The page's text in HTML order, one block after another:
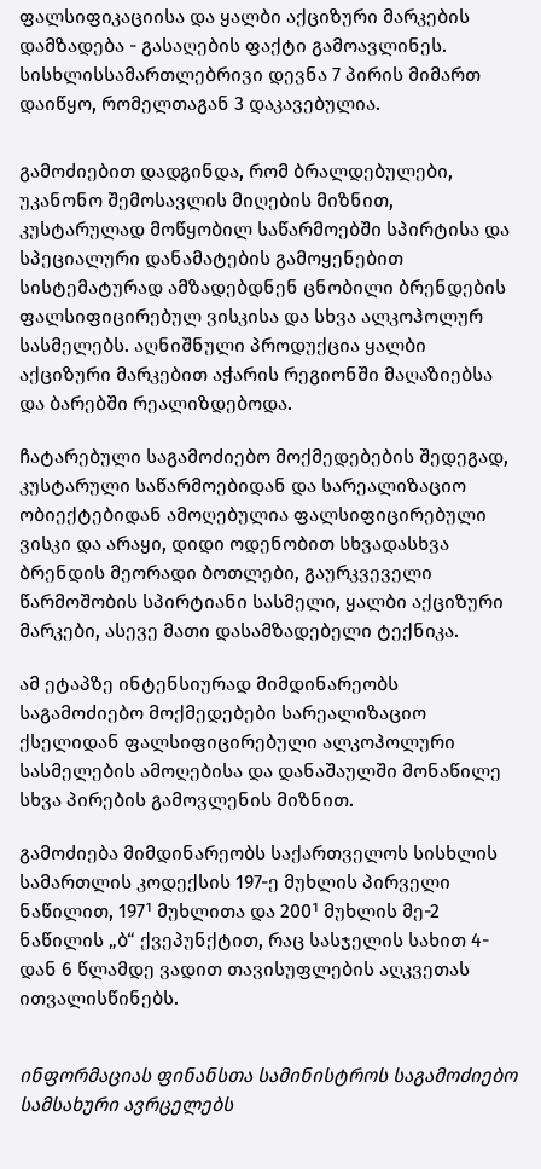
ფალსიფიკაციისა და ყალბი აქციზური მარკების
დამზადება - გასაღების ფაქტი გამოავლინეს.
სისხლისსამართლებრივი დევნა 7 პირის მიმართ
დაიწყო, რომელთაგან 3 დაკავებულია.
გამოძიებით დადგინდა, რომ ბრალდებულები,
უკანონო შემოსავლის მიღების მიზნით,
კუსტარულად მოწყობილ საწარმოებში სპირტისა და
სპეციალური დანამატების გამოყენებით
სისტემატურად ამზადებდნენ ცნობილი ბრენდების
ფალსიფიცირებულ ვისკისა და სხვა ალკოჰოლურ
სასმელებს. აღნიშნული პროდუქცია ყალბი
აქციზური მარკებით აჭარის რეგიონში მაღაზიებსა
და ბარებში რეალიზდებოდა.
ჩატარებული საგამოძიებო მოქმედებების შედეგად,
კუსტარული საწარმოებიდან და სარეალიზაციო
ობიექტებიდან ამოღებულია ფალსიფიცირებული
ვისკი და არაყი, დიდი ოდენობით სხვადასხვა
ბრენდის მეორადი ბოთლები, გაურკვეველი
წარმოშობის სპირტიანი სასმელი, ყალბი აქციზური
მარკები, ასევე მათი დასამზადებელი ტექნიკა.
ამ ეტაპზე ინტენსიურად მიმდინარეობს
საგამოძიებო მოქმედებები სარეალიზაციო
ქსელიდან ფალსიფიცირებული ალკოჰოლური
სასმელების ამოღებისა და დანაშაულში მონაწილე
სხვა პირების გამოვლენის მიზნით.
გამოძიება მიმდინარეობს საქართველოს სისხლის
სამართლის კოდექსის 197-ე მუხლის პირველი
ნაწილით, 197¹ მუხლითა და 200¹ მუხლის მე-2
ნაწილის „ბ“ ქვეპუნქტით, რაც სასჯელის სახით 4-
დან 6 წლამდე ვადით თავისუფლების აღკვეთას
ითვალისწინებს.
ინფორმაციას ფინანსთა სამინისტროს საგამოძიებო
სამსახური ავრცელებს